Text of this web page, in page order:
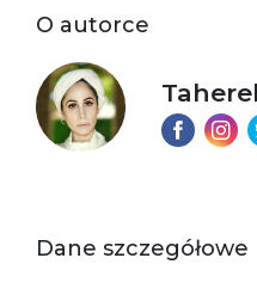
O autorce
Dane szczegółowe